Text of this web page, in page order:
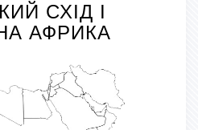
СХІД І
АФРИКА